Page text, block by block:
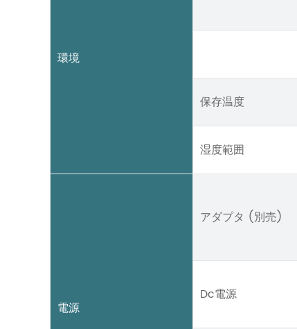
環境
保存温度
湿度範囲
電源
アダプタ (別売)
Dc電源